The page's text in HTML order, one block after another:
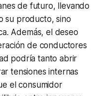
de futuro, llevando
su producto, sino
Además, el deseo
de conductores
podría tanto abrir
tensiones internas
el consumidor